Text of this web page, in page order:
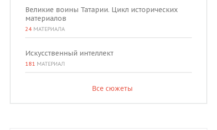
Великие воины Татарии. Цикл исторических
материалов
24 МАТЕРИАЛА
Искусственный интеллект
181 МАТЕРИАЛ
Все сюжеты